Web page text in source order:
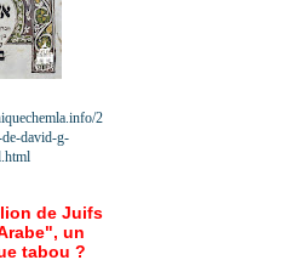
2
david-g-
de Juifs
un
tabou ?